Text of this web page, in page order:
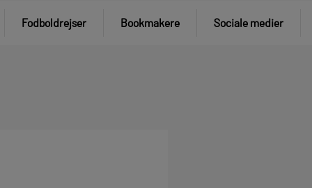
Fodboldrejser Bookmakere Sociale medier